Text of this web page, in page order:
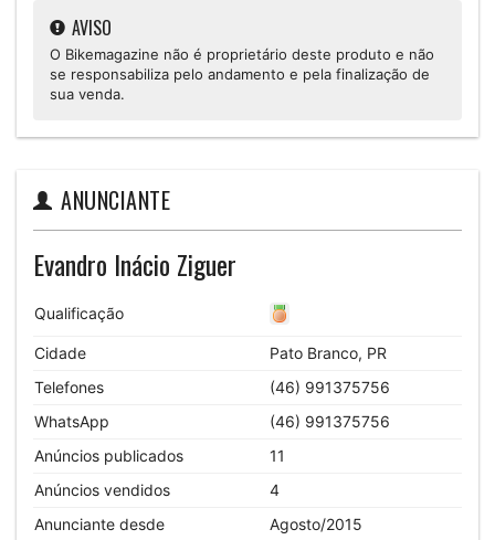
AVISO
O Bikemagazine não é proprietário deste produto e não
se responsabiliza pelo andamento e pela finalização de
sua venda.
ANUNCIANTE
Evandro Inácio Ziguer
Qualificação
Cidade
Pato Branco, PR
Telefones
(46) 991375756
WhatsApp
(46) 991375756
Anúncios publicados
11
Anúncios vendidos
4
Anunciante desde
Agosto/2015